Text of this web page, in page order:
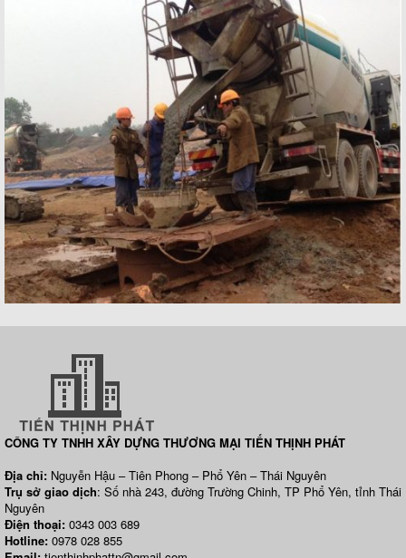
CÔNG TY TNHH XÂY DỰNG THƯƠNG MẠI TIẾN THỊNH PHÁT
Địa chỉ: Nguyễn Hậu – Tiên Phong – Phổ Yên – Thái Nguyên
Trụ sở giao dịch: Số nhà 243, đường Trường Chinh, TP Phổ Yên, tỉnh Thái
Nguyên
Điện thoại: 0343 003 689
Hotline: 0978 028 855